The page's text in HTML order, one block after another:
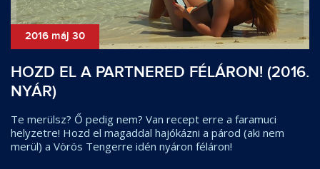
2016 máj 30
HOZD EL A PARTNERED FÉLÁRON! (2016.
NYÁR)
Te merülsz? Ő pedig nem? Van recept erre a faramuci
helyzetre! Hozd el magaddal hajókázni a párod (aki nem
merül) a Vörös Tengerre idén nyáron féláron!